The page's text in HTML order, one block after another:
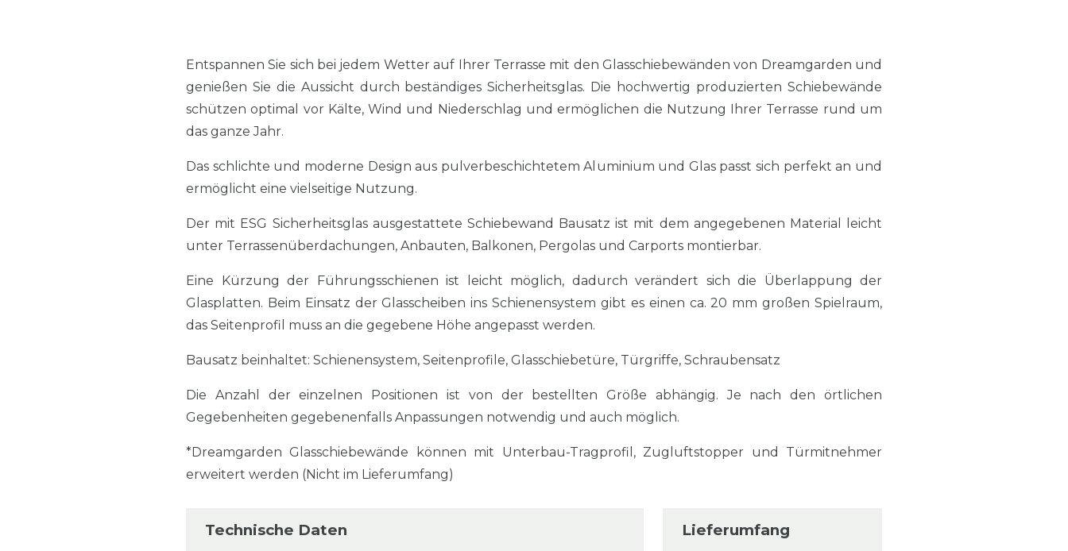
Entspannen Sie sich bei jedem Wetter auf Ihrer Terrasse mit den Glasschiebewänden von Dreamgarden und
genießen Sie die Aussicht durch beständiges Sicherheitsglas. Die hochwertig produzierten Schiebewände
schützen optimal vor Kälte, Wind und Niederschlag und ermöglichen die Nutzung Ihrer Terrasse rund um
das ganze Jahr.
Das schlichte und moderne Design aus pulverbeschichtetem Aluminium und Glas passt sich perfekt an und
ermöglicht eine vielseitige Nutzung.
Der mit ESG Sicherheitsglas ausgestattete Schiebewand Bausatz ist mit dem angegebenen Material leicht
unter Terrassenüberdachungen, Anbauten, Balkonen, Pergolas und Carports montierbar.
Eine Kürzung der Führungsschienen ist leicht möglich, dadurch verändert sich die Überlappung der
Glasplatten. Beim Einsatz der Glasscheiben ins Schienensystem gibt es einen ca. 20 mm großen Spielraum,
das Seitenprofil muss an die gegebene Höhe angepasst werden.
Bausatz beinhaltet: Schienensystem, Seitenprofile, Glasschiebetüre, Türgriffe, Schraubensatz
Die Anzahl der einzelnen Positionen ist von der bestellten Größe abhängig. Je nach den örtlichen
Gegebenheiten gegebenenfalls Anpassungen notwendig und auch möglich.
*Dreamgarden Glasschiebewände können mit Unterbau-Tragprofil, Zugluftstopper und Türmitnehmer
erweitert werden (Nicht im Lieferumfang)
Technische Daten Lieferumfang